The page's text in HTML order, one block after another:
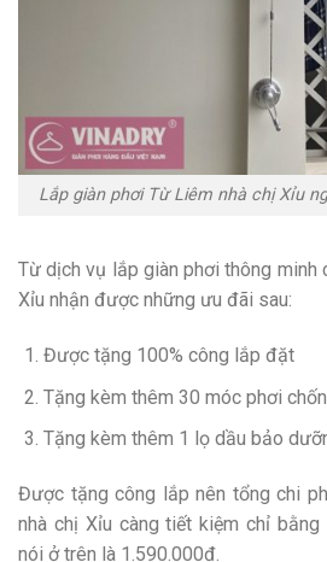
Lắp giàn phơi Từ Liêm nhà chị Xỉu
Từ dịch vụ lắp giàn phơi thông minh
Xỉu nhận được những ưu đãi sau:
Được tặng 100% công lắp đặt
Tặng kèm thêm 30 móc phơi
Tặng kèm thêm 1 lọ dầu bảo
Được tặng công lắp nên tổng chi
nhà chị Xỉu càng tiết kiệm chỉ
nói ở trên là 1.590.000đ.